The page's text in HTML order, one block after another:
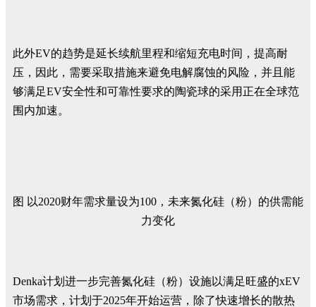
此外EV的趋势是延长续航里程和缩短充电时间，提高耐
压，因此，需要采取措施来避免电解腐蚀的风险，并且能
够满足EV安全性和可靠性要求的陶瓷球的采用正在全球范
围内加速。
图 以2020财年需求量设为100，未来氮化硅（粉）的供需能
力变化
Denka计划进一步完善氮化硅（粉）设施以满足旺盛的xEV
市场需求，计划于2025年开始运营，除了快速增长的散热